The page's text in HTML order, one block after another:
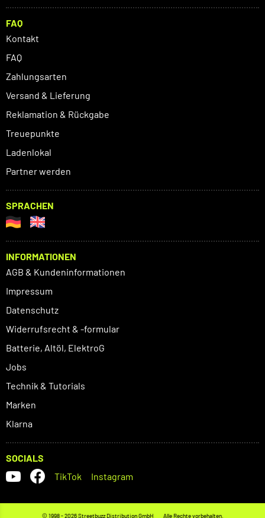
FAQ
Kontakt
FAQ
Zahlungsarten
Versand & Lieferung
Reklamation & Rückgabe
Treuepunkte
Ladenlokal
Partner werden
SPRACHEN
INFORMATIONEN
AGB & Kundeninformationen
Impressum
Datenschutz
Widerrufsrecht & -formular
Batterie, Altöl, ElektroG
Jobs
Technik & Tutorials
Marken
Klarna
SOCIALS
TikTok
Instagram
© 1998 - 2026 Streetbuzz Distribution GmbH Alle Rechte vorbehalten.